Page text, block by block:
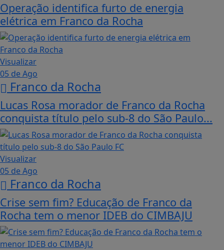
Operação identifica furto de energia
elétrica em Franco da Rocha
Visualizar
05 de Ago
Franco da Rocha
Lucas Rosa morador de Franco da Rocha
conquista título pelo sub-8 do São Paulo...
Visualizar
05 de Ago
Franco da Rocha
Crise sem fim? Educação de Franco da
Rocha tem o menor IDEB do CIMBAJU